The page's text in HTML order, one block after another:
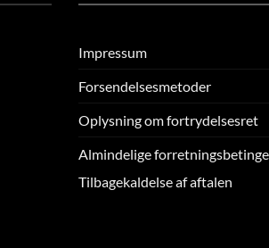
Impressum
Forsendelsesmetoder
Oplysning om fortrydelsesret
Almindelige
Tilbagekaldelse af aftalen